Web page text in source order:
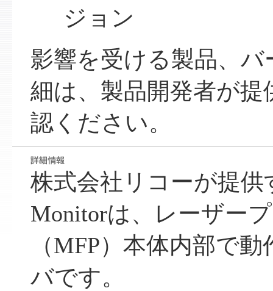
ジョン
影響を受ける製品、
細は、製品開発者が提
認ください。
株式会社リコーが提供
Monitorは、レーザー
（MFP）本体内部で
バです。